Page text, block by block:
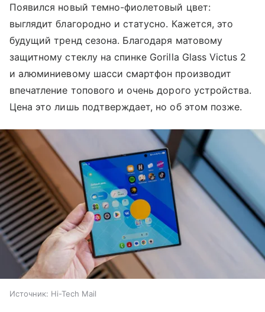
Появился новый темно-фиолетовый цвет:
выглядит благородно и статусно. Кажется, это
будущий тренд сезона. Благодаря матовому
защитному стеклу на спинке Gorilla Glass Victus 2
и алюминиевому шасси смартфон производит
впечатление топового и очень дорого устройства.
Цена это лишь подтверждает, но об этом позже.
Источник: Hi-Tech Mail